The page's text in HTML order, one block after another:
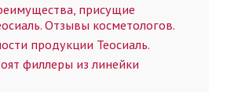
присущие
Отзывы косметологов.
продукции Теосиаль.
филлеры из линейки